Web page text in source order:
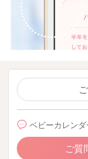
ベビーカレン
ご質